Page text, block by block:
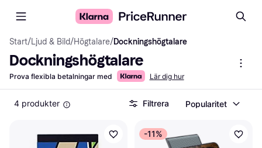
Start/Ljud & Bild/Högtalare/Dockningshögtalare
Dockningshögtalare
Prova flexibla betalningar med Lär dig hur
4 produkter Filtrera Popularitet
-11%